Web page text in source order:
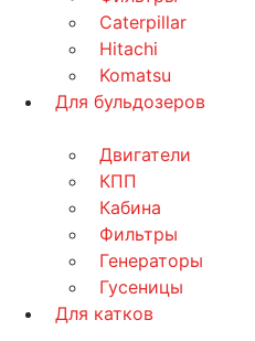
Caterpillar
Hitachi
Komatsu
Для бульдозеров
Двигатели
КПП
Кабина
Фильтры
Генераторы
Гусеницы
Для катков